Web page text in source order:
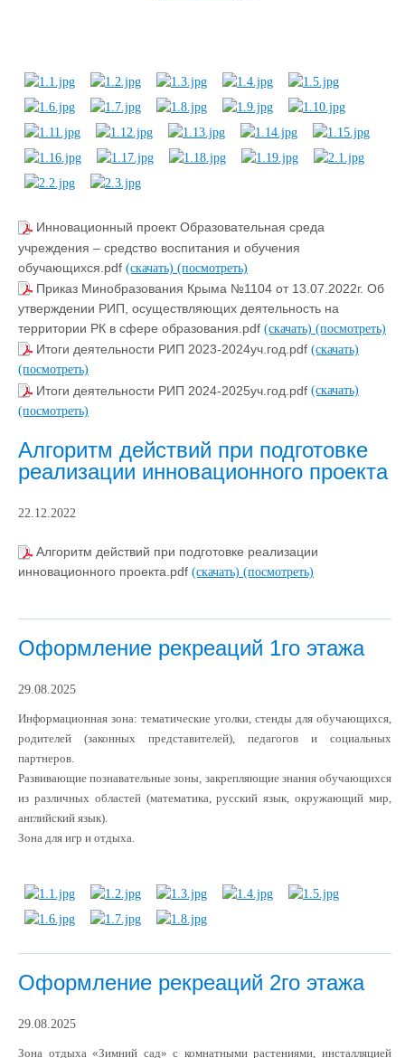
Инновационный проект Образовательная среда
учреждения – средство воспитания и обучения
обучающихся.pdf (скачать) (посмотреть)
Приказ Минобразования Крыма №1104 от 13.07.2022г. Об
утверждении РИП, осуществляющих деятельность на
территории РК в сфере образования.pdf (скачать) (посмотреть)
Итоги деятельности РИП 2023-2024уч.год.pdf (скачать)
(посмотреть)
Итоги деятельности РИП 2024-2025уч.год.pdf (скачать)
(посмотреть)
Алгоритм действий при подготовке
реализации инновационного проекта
22.12.2022
Алгоритм действий при подготовке реализации
инновационного проекта.pdf (скачать) (посмотреть)
Оформление рекреаций 1го этажа
29.08.2025
Информационная зона: тематические уголки, стенды для обучающихся,
родителей (законных представителей), педагогов и социальных
партнеров.
Развивающие познавательные зоны, закрепляющие знания обучающихся
из различных областей (математика, русский язык, окружающий мир,
английский язык).
Зона для игр и отдыха.
Оформление рекреаций 2го этажа
29.08.2025
Зона отдыха «Зимний сад» с комнатными растениями, инсталляцией